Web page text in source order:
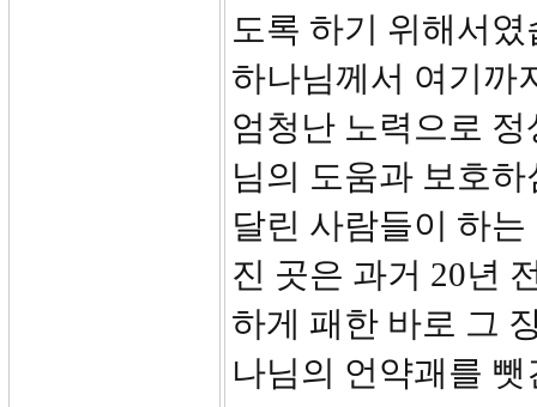
도록 하기 위해서였
하나님께서 여기까
엄청난 노력으로
님의 도움과 보호
달린 사람들이 하
진 곳은 과거 20년
하게 패한 바로 그
나님의 언약괘를